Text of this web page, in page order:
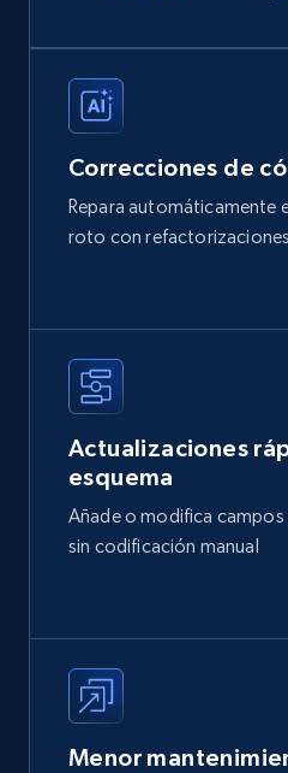
Correcciones de
Repara automáticamente
roto con
Actualizaciones
esquema
Añade o modifica campos
sin codificación manual
Menor